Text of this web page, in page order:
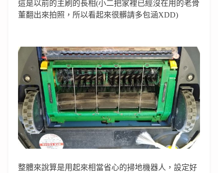
這是以前的主刷的長相(小二把家裡已經沒在用的老骨
董翻出來拍照，所以看起來很髒請多包涵XDD)
整體來說算是用起來相當省心的掃地機器人，設定好